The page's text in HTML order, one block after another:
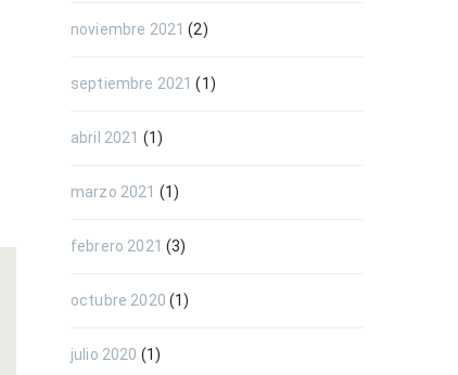
noviembre 2021 (2)
septiembre 2021 (1)
abril 2021 (1)
marzo 2021 (1)
febrero 2021 (3)
octubre 2020 (1)
julio 2020 (1)